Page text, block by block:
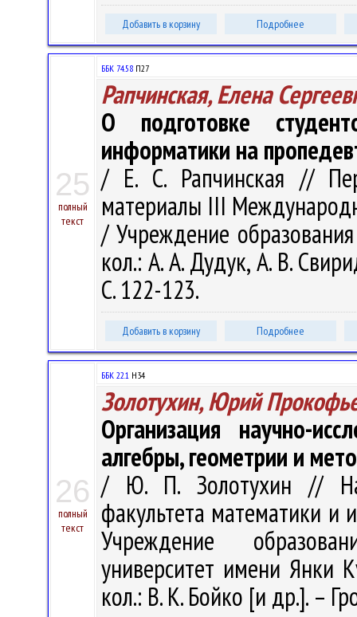
Добавить в корзину Подробнее
25
полный
текст
ББК 74.58 П27
Рапчинская, Елена
О подготовке
информатики на
/ Е. С. Рапчинская //
материалы III
/ Учреждение
кол.: А. А. Дудук, А. В.
С. 122-123.
Добавить в корзину Подробнее
26
полный
текст
ББК 22.1 Н34
Золотухин, Юрий
Организация научно-
алгебры, геометрии и
/ Ю. П. Золотухин //
факультета математики и
Учреждение
университет имени Янки
кол.: В. К. Бойко [и др.]. –